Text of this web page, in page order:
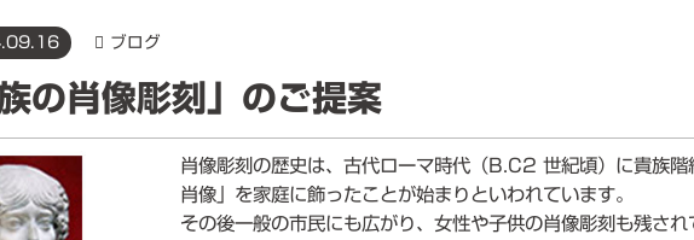
・モニュメント・胸像・肖像
ブログ
族の肖像彫刻」のご提案
肖像彫刻の歴史は、古代ローマ時代（B.C2 世紀頃）に貴族階
肖像」を家庭に飾ったことが始まりといわれています。
その後一般の市民にも広がり、女性や子供の肖像彫刻も残さ